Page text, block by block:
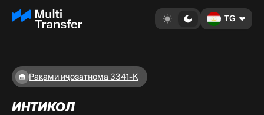
TG
Рақами иҷозатнома 3341-K
ИНТИКОЛ